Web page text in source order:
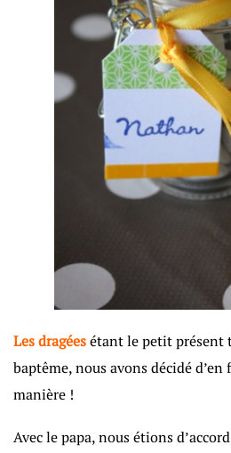
Les dragéesétant le petit
baptême, nous avons décidé
manière !
Avec le papa, nous étions